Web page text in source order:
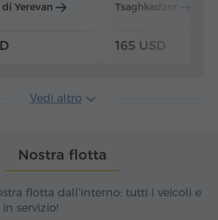
Yerevan
Tsaghkadzor
165 USD
Vedi altro
Nostra flotta
flotta dall'interno: tutti i veicoli e
servizio!